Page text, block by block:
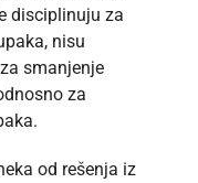
disciplinuju za
nisu
smanjenje
za
od rešenja iz